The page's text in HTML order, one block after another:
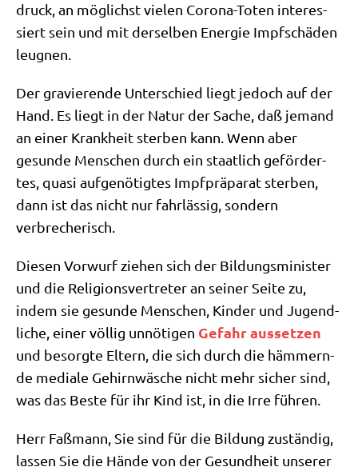
druck, an mög­lichst vie­len Coro­na-Toten inter­es­
siert sein und mit der­sel­ben Ener­gie Impf­schä­den
leugnen.
Der gra­vie­ren­de Unter­schied liegt jedoch auf der
Hand. Es liegt in der Natur der Sache, daß jemand
an einer Krank­heit ster­ben kann. Wenn aber
gesun­de Men­schen durch ein staat­lich geför­der­
tes, qua­si auf­ge­nö­tig­tes Impf­prä­pa­rat ster­ben,
dann ist das nicht nur fahr­läs­sig, son­dern
verbrecherisch.
Die­sen Vor­wurf zie­hen sich der Bil­dungs­mi­ni­ster
und die Reli­gi­ons­ver­tre­ter an sei­ner Sei­te zu,
indem sie gesun­de Men­schen, Kin­der und Jugend­
li­che, einer völ­lig unnö­ti­gen Gefahr aus­set­zen
und besorg­te Eltern, die sich durch die häm­mern­
de media­le Gehirn­wä­sche nicht mehr sicher sind,
was das Beste für ihr Kind ist, in die Irre führen.
Herr Faß­mann, Sie sind für die Bil­dung zustän­dig,
las­sen Sie die Hän­de von der Gesund­heit unse­rer